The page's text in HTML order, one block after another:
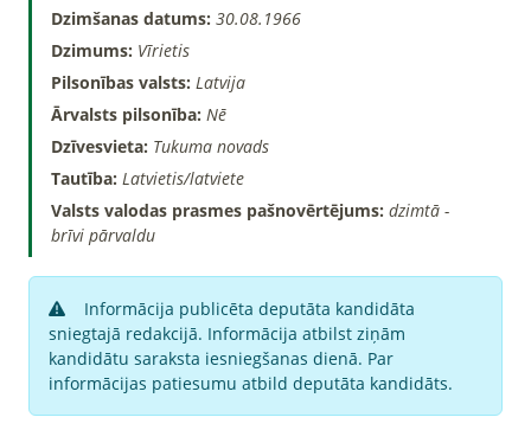
Dzimšanas datums: 30.08.1966
Dzimums: Vīrietis
Pilsonības valsts: Latvija
Ārvalsts pilsonība: Nē
Dzīvesvieta: Tukuma novads
Tautība: Latvietis/latviete
Valsts valodas prasmes pašnovērtējums: dzimtā -
brīvi pārvaldu
Informācija publicēta deputāta kandidāta
sniegtajā redakcijā. Informācija atbilst ziņām
kandidātu saraksta iesniegšanas dienā. Par
informācijas patiesumu atbild deputāta kandidāts.